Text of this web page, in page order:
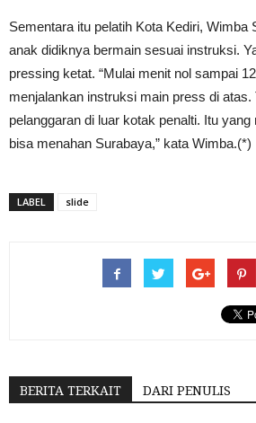
Sementara itu pelatih Kota Kediri, Wimba
anak didiknya bermain sesuai instruksi.
pressing ketat. “Mulai menit nol sampai
menjalankan instruksi main press di
pelanggaran di luar kotak penalti. Itu
bisa menahan Surabaya,” kata Wimba.(*)
LABEL slide
BERITA TERKAIT DARI PENULIS